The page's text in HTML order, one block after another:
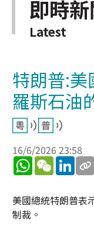
即時
Latest
特朗普:
羅斯石油
16/6/2026 23:58
WhatsApp
WeChat
美國總統特朗普表
制裁。